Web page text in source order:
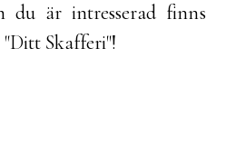
du är intresserad finns
Skafferi"!